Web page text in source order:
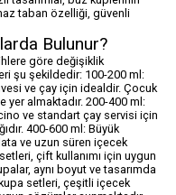
taban özelliği, güvenli
Bulunur?
göre değişiklik
şu şekildedir: 100-200 ml:
ve çay için idealdir. Çocuk
almaktadır. 200-400 ml:
ve standart çay servisi için
400-600 ml: Büyük
ve uzun süren içecek
çift kullanımı için uygun
aynı boyut ve tasarımda
kupa setleri, çeşitli içecek